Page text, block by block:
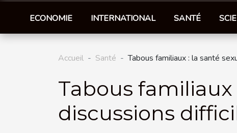
ECONOMIE INTERNATIONAL SANTÉ
Accueil Santé Tabous familiaux : la santé
Tabous familiaux
discussions